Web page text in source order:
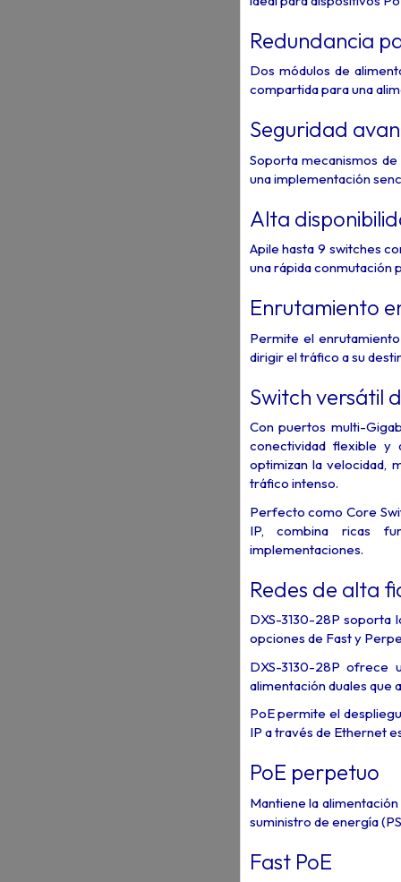
Redundancia
Dos módulos de
compartida para una
Seguridad
Soporta mecanismos
una implementación
Alta
Apile hasta 9 switches
una rápida conmutación
Enrutamiento
Permite el
dirigir el tráfico a su
Switch versátil
Con puertos multi-
conectividad flexible y
optimizan la velocidad,
tráfico intenso.
Perfecto como Core
IP, combina ricas
implementaciones.
Redes de alta
DXS-3130-28P
opciones de Fast y
DXS-3130-28P
alimentación duales que
PoE permite el
IP a través de Ethernet
PoE perpetuo
Mantiene la
suministro de energía
Fast PoE